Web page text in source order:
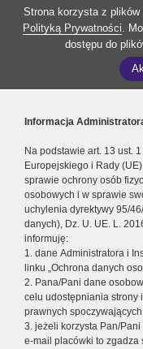
Strona korzysta z plików
Polityką Prywatności.
dostępu do
Informacja
Na podstawie art. 13 ust.
Europejskiego i Rady
sprawie ochrony osób
osobowych i w sprawie
uchylenia dyrektywy 95/
danych), Dz. U. UE. L.
informuję:
1. dane Administratora i
linku „Ochrona danych
2. Pana/Pani dane
celu udostępniania strony
prawnych
3. jeżeli korzysta Pan/
e-mail placówki to zgadza